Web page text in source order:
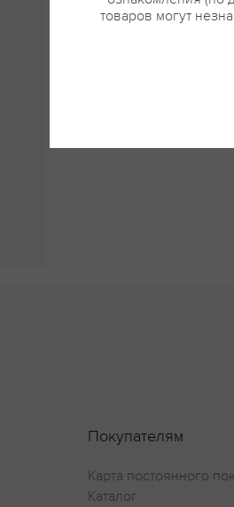
Покупателям
Карта постоянного
Каталог
товаров могут